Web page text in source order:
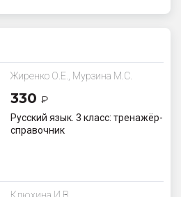
Жиренко О.Е., Мурзина М.С.
330 ₽
Русский язык. 3 класс: тренажёр-
справочник